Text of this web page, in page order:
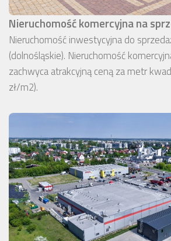
Nieruchomość komercyjna na
Nieruchomość inwestycyjna do
(dolnośląskie). Nieruchomość
zachwyca atrakcyjną ceną za metr
zł/m2).